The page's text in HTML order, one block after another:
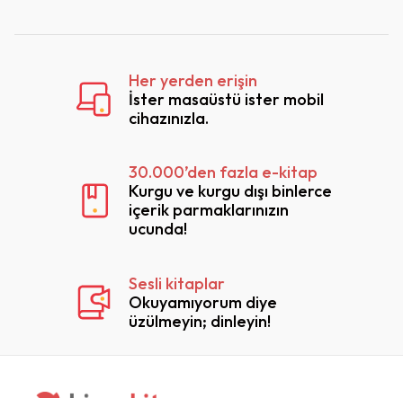
Her yerden erişin
İster masaüstü ister mobil
cihazınızla.
30.000’den fazla e-kitap
Kurgu ve kurgu dışı binlerce
içerik parmaklarınızın
ucunda!
Sesli kitaplar
Okuyamıyorum diye
üzülmeyin; dinleyin!